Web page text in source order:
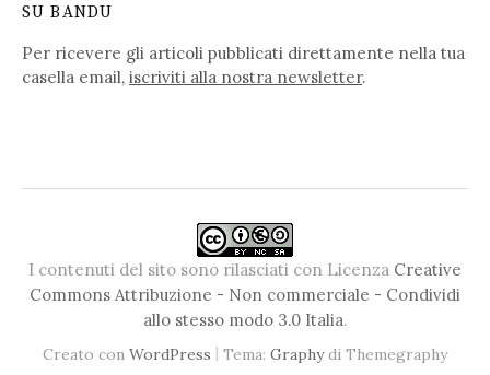
SU BANDU
Per ricevere gli articoli pubblicati direttamente nella tua
casella email, iscriviti alla nostra newsletter.
I contenuti del sito sono rilasciati con Licenza Creative
Commons Attribuzione - Non commerciale - Condividi
allo stesso modo 3.0 Italia.
Creato con WordPress | Tema: Graphydi Themegraphy